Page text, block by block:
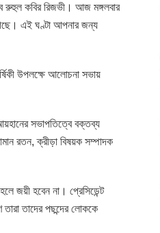
রুহুল কবির রিজভী। আজ মঙ্গলবার
এই ঘণ্টা আপনার জন্য
উপলক্ষে আলোচনা সভায়
সভাপতিত্বে বক্তব্য
রতন, ক্রীড়া বিষয়ক সম্পাদক
জয়ী হবেন না। প্রেসিডেন্ট
তারা তাদের পছন্দের লোককে